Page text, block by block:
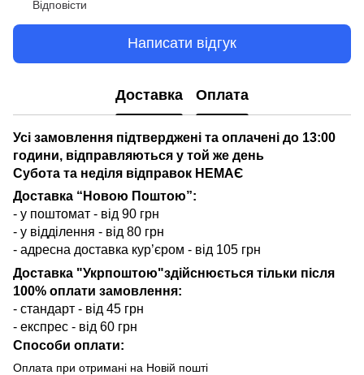
Відповісти
Написати відгук
Доставка Оплата
Усі замовлення підтверджені та оплачені до 13:00
години, відправляються у той же день
Субота та неділя відправок НЕМАЄ
Доставка “Новою Поштою”:
- у поштомат - від 90 грн
- у відділення - від 80 грн
- адресна доставка кур’єром - від 105 грн
Доставка "Укрпоштою"здійснюється тільки після
100% оплати замовлення:
- стандарт - від 45 грн
- експрес - від 60 грн
Способи оплати:
Оплата при отримані на Новій пошті